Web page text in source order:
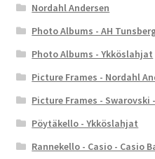
Nordahl Andersen
Photo Albums - AH
Photo Albums - Ykköslahjat
Picture Frames - Nordahl
Picture Frames -
Pöytäkello - Ykköslahjat
Rannekello - Casio - Casio